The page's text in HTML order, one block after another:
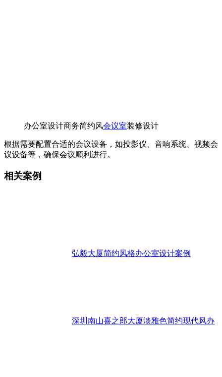
办公室设计商务简约风会议室装修设计
根据需要配置合适的会议设备，如投影仪、音响系统、视频会
议设备等，确保会议顺利进行。
相关案例
弘毅大厦简约风格办公室设计案例
深圳南山喜之郎大厦淡雅色简约现代风办